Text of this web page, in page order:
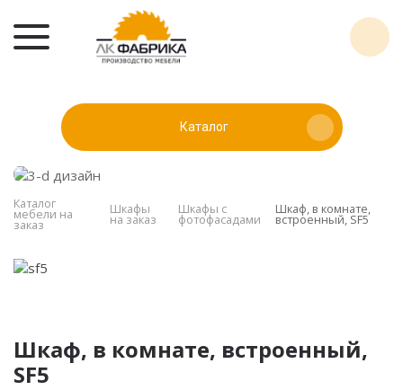
Каталог
Каталог
мебели на
заказ
Шкафы
на заказ
Шкафы с
фотофасадами
Шкаф, в комнате,
встроенный, SF5
Шкаф, в комнате, встроенный,
SF5